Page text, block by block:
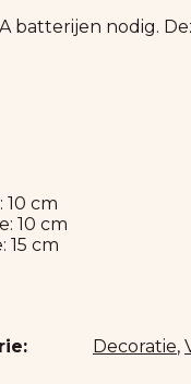
batterijen nodig.
10 cm
10 cm
15 cm
Decoratie,